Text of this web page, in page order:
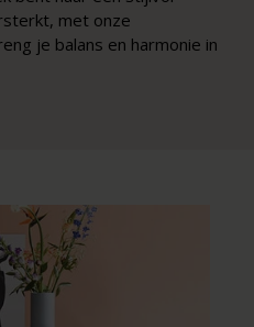
met onze
je balans en harmonie in